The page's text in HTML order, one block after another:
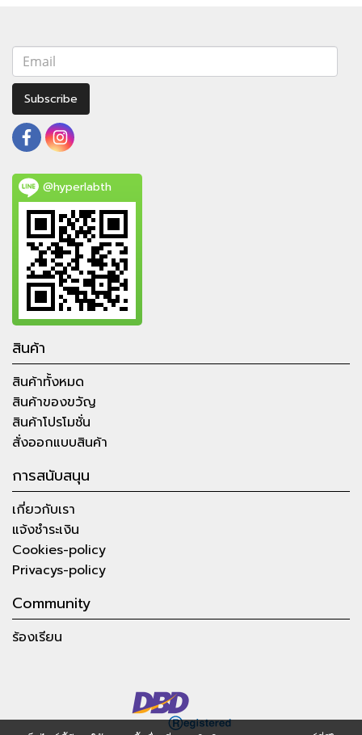
Subscribe
@hyperlabth
สินค้า
สินค้าทั้งหมด
สินค้าของขวัญ
สินค้าโปรโมชั่น
สั่งออกแบบสินค้า
การสนับสนุน
เกี่ยวกับเรา
แจ้งชำระเงิน
Cookies-policy
Privacys-policy
Community
ร้องเรียน